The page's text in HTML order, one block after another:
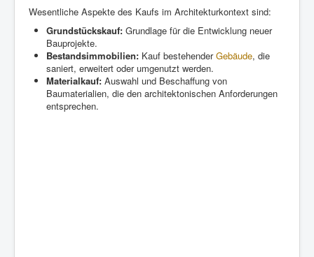
Wesentliche Aspekte des Kaufs im Architekturkontext sind:
Grundstückskauf: Grundlage für die Entwicklung neuer
Bauprojekte.
Bestandsimmobilien: Kauf bestehenderGebäude, die
saniert, erweitert oder umgenutzt werden.
Materialkauf: Auswahl und Beschaffung von
Baumaterialien, die den architektonischen Anforderungen
entsprechen.